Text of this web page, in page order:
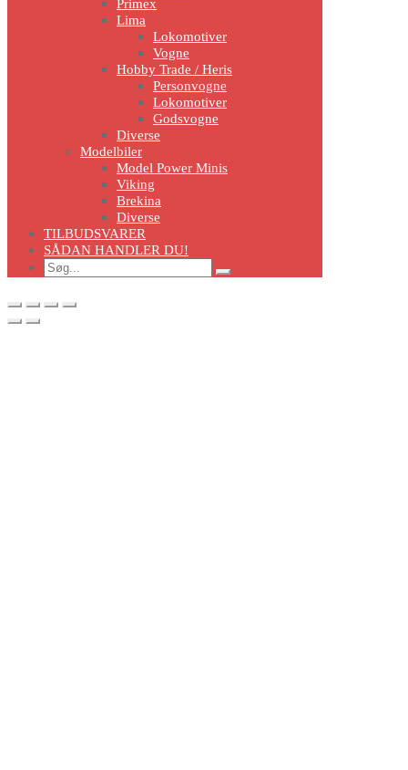
Primex
Lima
Lokomotiver
Vogne
Hobby Trade / Heris
Personvogne
Lokomotiver
Godsvogne
Diverse
Modelbiler
Model Power Minis
Viking
Brekina
Diverse
TILBUDSVARER
SÅDAN HANDLER DU!
Search